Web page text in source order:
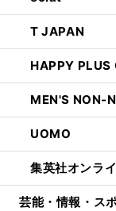
T JAPAN
HAPPY PLUS
MEN'S NON-
UOMO
集英社オンラ
芸能・情報・ス